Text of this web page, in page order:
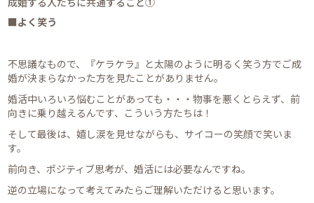
■よく笑う
不思議なもので、『ケラケラ』と太陽のように明るく笑う方でご成
婚が決まらなかった方を見たことがありません。
婚活中いろいろ悩むことがあっても・・・物事を悪くとらえず、前
向きに乗り越えるんです、こういう方たちは！
そして最後は、嬉し涙を見せながらも、サイコーの笑顔で笑いま
す。
前向き、ポジティブ思考が、婚活には必要なんですね。
逆の立場になって考えてみたらご理解いただけると思います。